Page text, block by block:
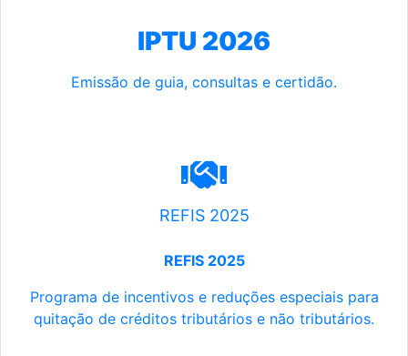
IPTU 2026
Emissão de guia, consultas e certidão.
REFIS 2025
REFIS 2025
Programa de incentivos e reduções especiais para
quitação de créditos tributários e não tributários.